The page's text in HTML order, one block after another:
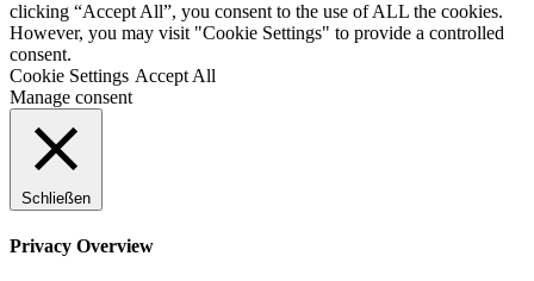
clicking “Accept All”, you consent to the use of ALL the cookies.
However, you may visit "Cookie Settings" to provide a controlled
consent.
Cookie Settings Accept All
Manage consent
Schließen
Privacy Overview